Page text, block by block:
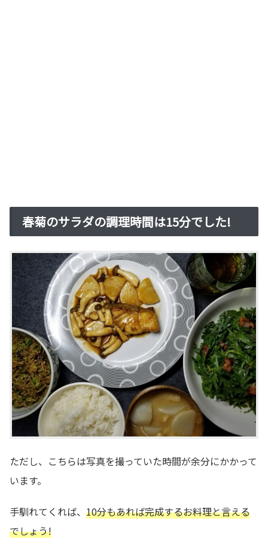
春菊のサラダの調理時間は15分でした!
ただし、こちらは写真を撮っていた時間が余分にかかって
います。
手馴れてくれば、 10分もあれば完成するお料理と言える
でしょう!